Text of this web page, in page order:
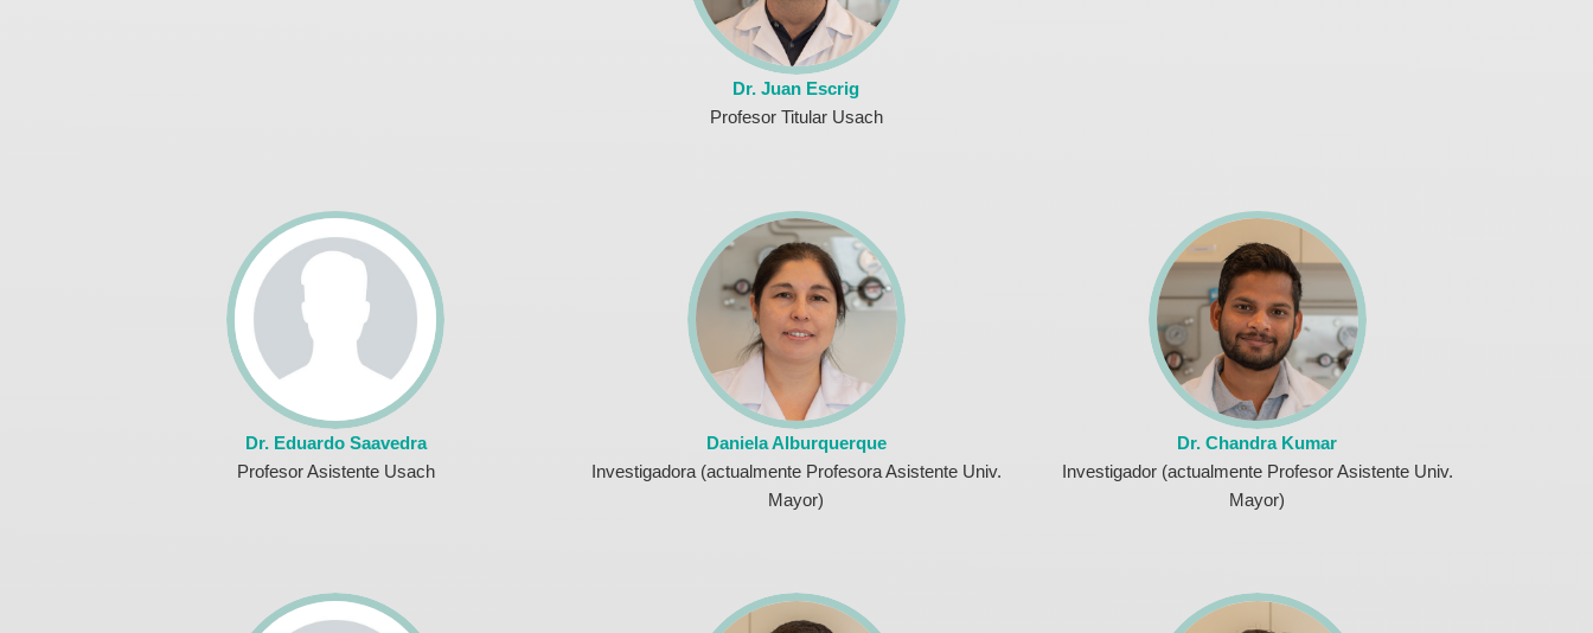
Dr. Juan Escrig
Profesor Titular Usach
Dr. Eduardo Saavedra
Profesor Asistente Usach
Daniela Alburquerque
Investigadora (actualmente Profesora Asistente Univ.
Mayor)
Dr. Chandra Kumar
Investigador (actualmente Profesor Asistente Univ.
Mayor)